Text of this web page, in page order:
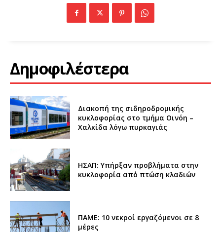
Δημοφιλέστερα
Διακοπή της σιδηροδρομικής
κυκλοφορίας στο τμήμα Οινόη –
Χαλκίδα λόγω πυρκαγιάς
ΗΣΑΠ: Υπήρξαν προβλήματα στην
κυκλοφορία από πτώση κλαδιών
ΠΑΜΕ: 10 νεκροί εργαζόμενοι σε 8
μέρες